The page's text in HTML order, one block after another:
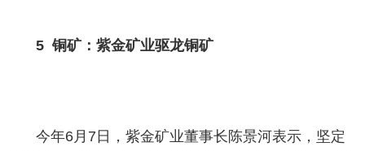
5 铜矿：紫金矿业驱龙铜矿
今年6月7日，紫金矿业董事长陈景河表示，坚定